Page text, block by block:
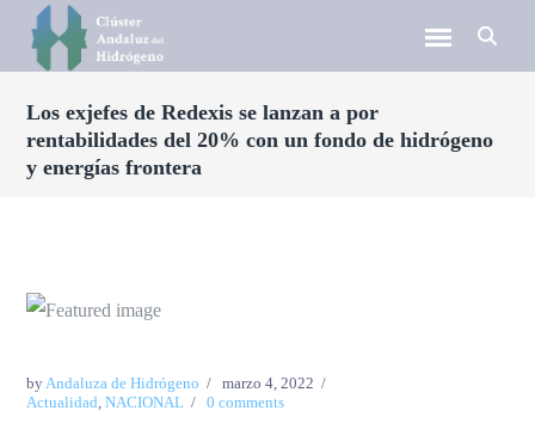
Los exjefes de Redexis se lanzan a por
rentabilidades del 20% con un fondo de hidrógeno
y energías frontera
byAndaluza de Hidrógeno
marzo 4, 2022
Actualidad,NACIONAL 0 comments